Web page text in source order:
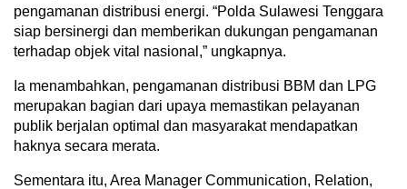
pengamanan distribusi energi. “Polda Sulawesi Tenggara
siap bersinergi dan memberikan dukungan pengamanan
terhadap objek vital nasional,” ungkapnya.
Ia menambahkan, pengamanan distribusi BBM dan LPG
merupakan bagian dari upaya memastikan pelayanan
publik berjalan optimal dan masyarakat mendapatkan
haknya secara merata.
Sementara itu, Area Manager Communication, Relation,